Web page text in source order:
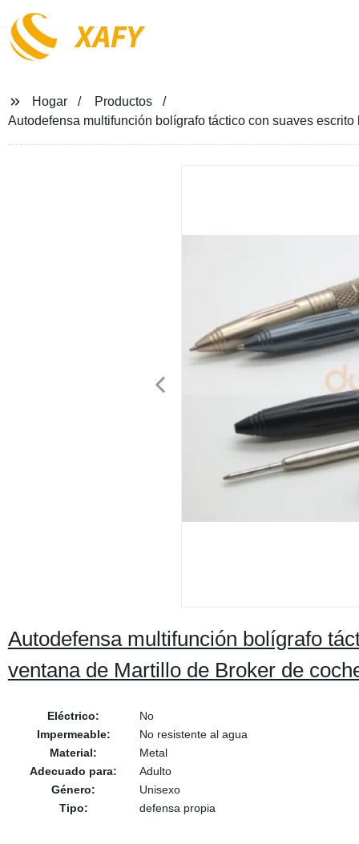
XAFY
Hogar
Productos
Autodefensa multifunción bolígrafo táctico con suaves
Autodefensa multifunción bolígrafo
ventana de Martillo de Broker de
Eléctrico:
No
Impermeable:
No resistente al agua
Material:
Metal
Adecuado para:
Adulto
Género:
Unisexo
Tipo:
defensa propia